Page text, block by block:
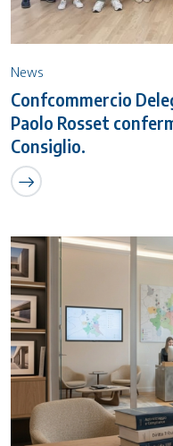
News
Confcommercio
Paolo Rosset
Consiglio.